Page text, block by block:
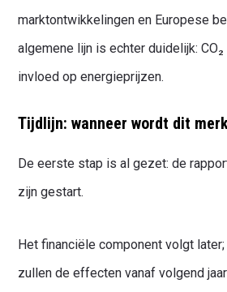
marktontwikkelingen en Europese
algemene lijn is echter duidelijk:
invloed op energieprijzen.
Tijdlijn: wanneer wordt dit
De eerste stap is al gezet: de
zijn gestart.
Het financiële component volgt
zullen de effecten vanaf volgend